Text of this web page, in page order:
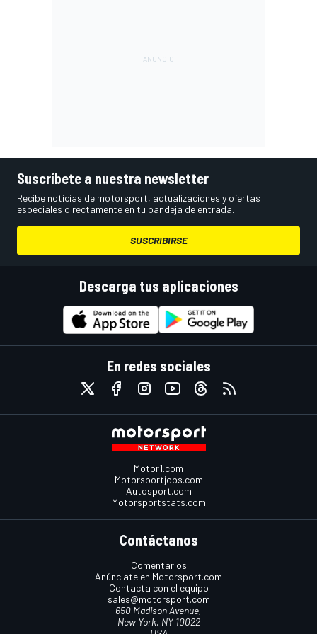
Suscríbete a nuestra newsletter
Recibe noticias de motorsport, actualizaciones y ofertas
especiales directamente en tu bandeja de entrada.
SUSCRIBIRSE
Descarga tus aplicaciones
En redes sociales
Motor1.com
Motorsportjobs.com
Autosport.com
Motorsportstats.com
Contáctanos
Comentarios
Anúnciate en Motorsport.com
Contacta con el equipo
sales@motorsport.com
650 Madison Avenue,
New York, NY 10022